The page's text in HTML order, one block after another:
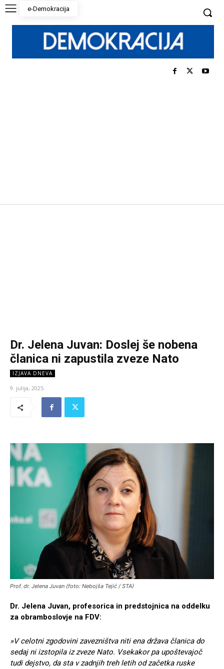
e-Demokracija
Dr. Jelena Juvan: Doslej še nobena
članica ni zapustila zveze Nato
IZJAVA DNEVA
9. julija, 2025
Prof. dr. Jelena Juvan (foto: Nebojša Tejić / STA)
Dr. Jelena Juvan, profesorica in predstojnica na oddelku
za obramboslovje na FDV:
»V celotni zgodovini zavezništva niti ena država članica do
sedaj ni izstopila iz zveze Nato. Vsekakor pa upoštevajoč
tudi dejstvo, da sta v zadnjih treh letih od začetka ruske